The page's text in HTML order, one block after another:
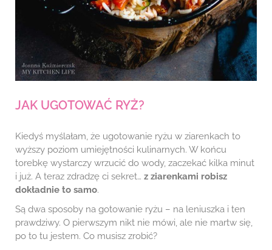
JAK UGOTOWAĆ RYŻ?
Kiedyś myślałam, że ugotowanie ryżu w ziarenkach to
wyższy poziom umiejętności kulinarnych. W końcu
torebkę wystarczy wrzucić do wody, zaczekać kilka minut
i już. A teraz zdradzę ci sekret… z ziarenkami robisz
dokładnie to samo.
Są dwa sposoby na gotowanie ryżu – na leniuszka i ten
prawdziwy. O pierwszym nikt nie mówi, ale nie martw się,
po to tu jestem. Co musisz zrobić?